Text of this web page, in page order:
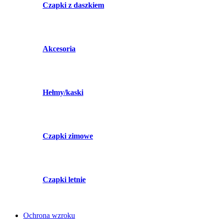
Czapki z daszkiem
Akcesoria
Hełmy/kaski
Czapki zimowe
Czapki letnie
Ochrona wzroku